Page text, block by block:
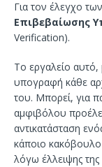
Για τον έλεγχο
Επιβεβαίωσης
Verification).
Το εργαλείο αυτό,
υπογραφή κάθε
του. Μπορεί, για
αμφιβόλου
αντικατάσταση
κάποιο
λόγω έλλειψης